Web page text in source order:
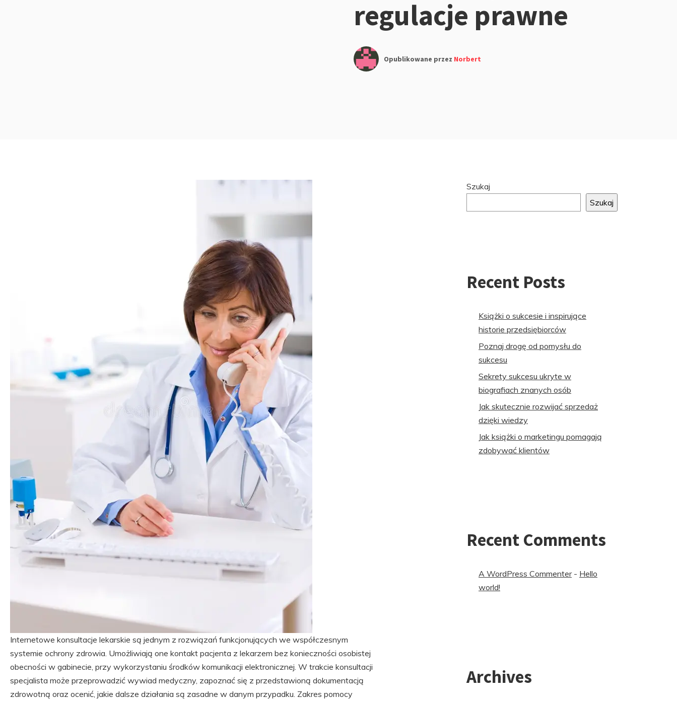
regulacje prawne
Opublikowane przez Norbert
Internetowe konsultacje lekarskie są jednym z rozwiązań funkcjonujących we współczesnym
systemie ochrony zdrowia. Umożliwiają one kontakt pacjenta z lekarzem bez konieczności osobistej
obecności w gabinecie, przy wykorzystaniu środków komunikacji elektronicznej. W trakcie konsultacji
specjalista może przeprowadzić wywiad medyczny, zapoznać się z przedstawioną dokumentacją
zdrowotną oraz ocenić, jakie dalsze działania są zasadne w danym przypadku. Zakres pomocy
Przejdź
stopki
Szukaj
Szukaj
Recent Posts
Książki o sukcesie i inspirujące
historie przedsiębiorców
Poznaj drogę od pomysłu do
sukcesu
Sekrety sukcesu ukryte w
biografiach znanych osób
Jak skutecznie rozwijać sprzedaż
dzięki wiedzy
Jak książki o marketingu pomagają
zdobywać klientów
Recent Comments
A WordPress Commenter- Hello
world!
Archives